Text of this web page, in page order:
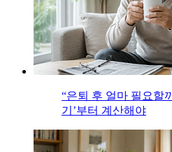
“은퇴 후 얼마 필요할
기’부터 계산해야